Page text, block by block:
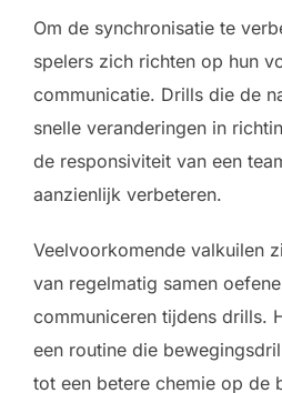
Om de synchronisatie te
spelers zich richten op hun
communicatie. Drills die de
snelle veranderingen in
de responsiviteit van een
aanzienlijk verbeteren.
Veelvoorkomende valkuilen
van regelmatig samen
communiceren tijdens drills.
een routine die
tot een betere chemie op de